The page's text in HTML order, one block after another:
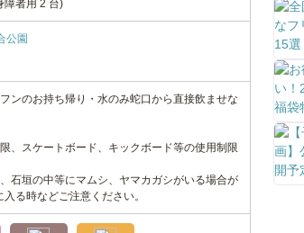
障者用 2 台)
公園
ンのお持ち帰り・水のみ蛇口から直接飲ませな
、スケートボード、キックボード等の使用制限
石垣の中等にマムシ、ヤマカガシがいる場合が
る時などご注意ください。